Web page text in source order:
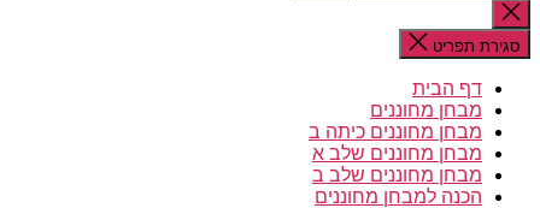
סגירת
החיפוש
סגירת תפריט
דף הבית
מבחן מחוננים
מבחן מחוננים כיתה ב
מבחן מחוננים שלב א
מבחן מחוננים שלב ב
הכנה למבחן מחוננים